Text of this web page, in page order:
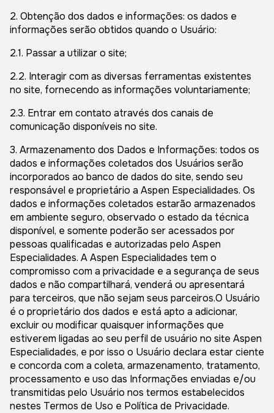
2. Obtenção dos dados e informações: os dados e
informações serão obtidos quando o Usuário:
2.1. Passar a utilizar o site;
2.2. Interagir com as diversas ferramentas existentes
no site, fornecendo as informações voluntariamente;
2.3. Entrar em contato através dos canais de
comunicação disponíveis no site.
3. Armazenamento dos Dados e Informações: todos os
dados e informações coletados dos Usuários serão
incorporados ao banco de dados do site, sendo seu
responsável e proprietário a Aspen Especialidades. Os
dados e informações coletados estarão armazenados
em ambiente seguro, observado o estado da técnica
disponível, e somente poderão ser acessados por
pessoas qualificadas e autorizadas pelo Aspen
Especialidades. A Aspen Especialidades tem o
compromisso com a privacidade e a segurança de seus
dados e não compartilhará, venderá ou apresentará
para terceiros, que não sejam seus parceiros.O Usuário
é o proprietário dos dados e está apto a adicionar,
excluir ou modificar quaisquer informações que
estiverem ligadas ao seu perfil de usuário no site Aspen
Especialidades, e por isso o Usuário declara estar ciente
e concorda com a coleta, armazenamento, tratamento,
processamento e uso das Informações enviadas e/ou
transmitidas pelo Usuário nos termos estabelecidos
nestes Termos de Uso e Política de Privacidade.